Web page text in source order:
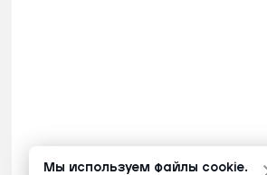
Мы используем файлы cookie.